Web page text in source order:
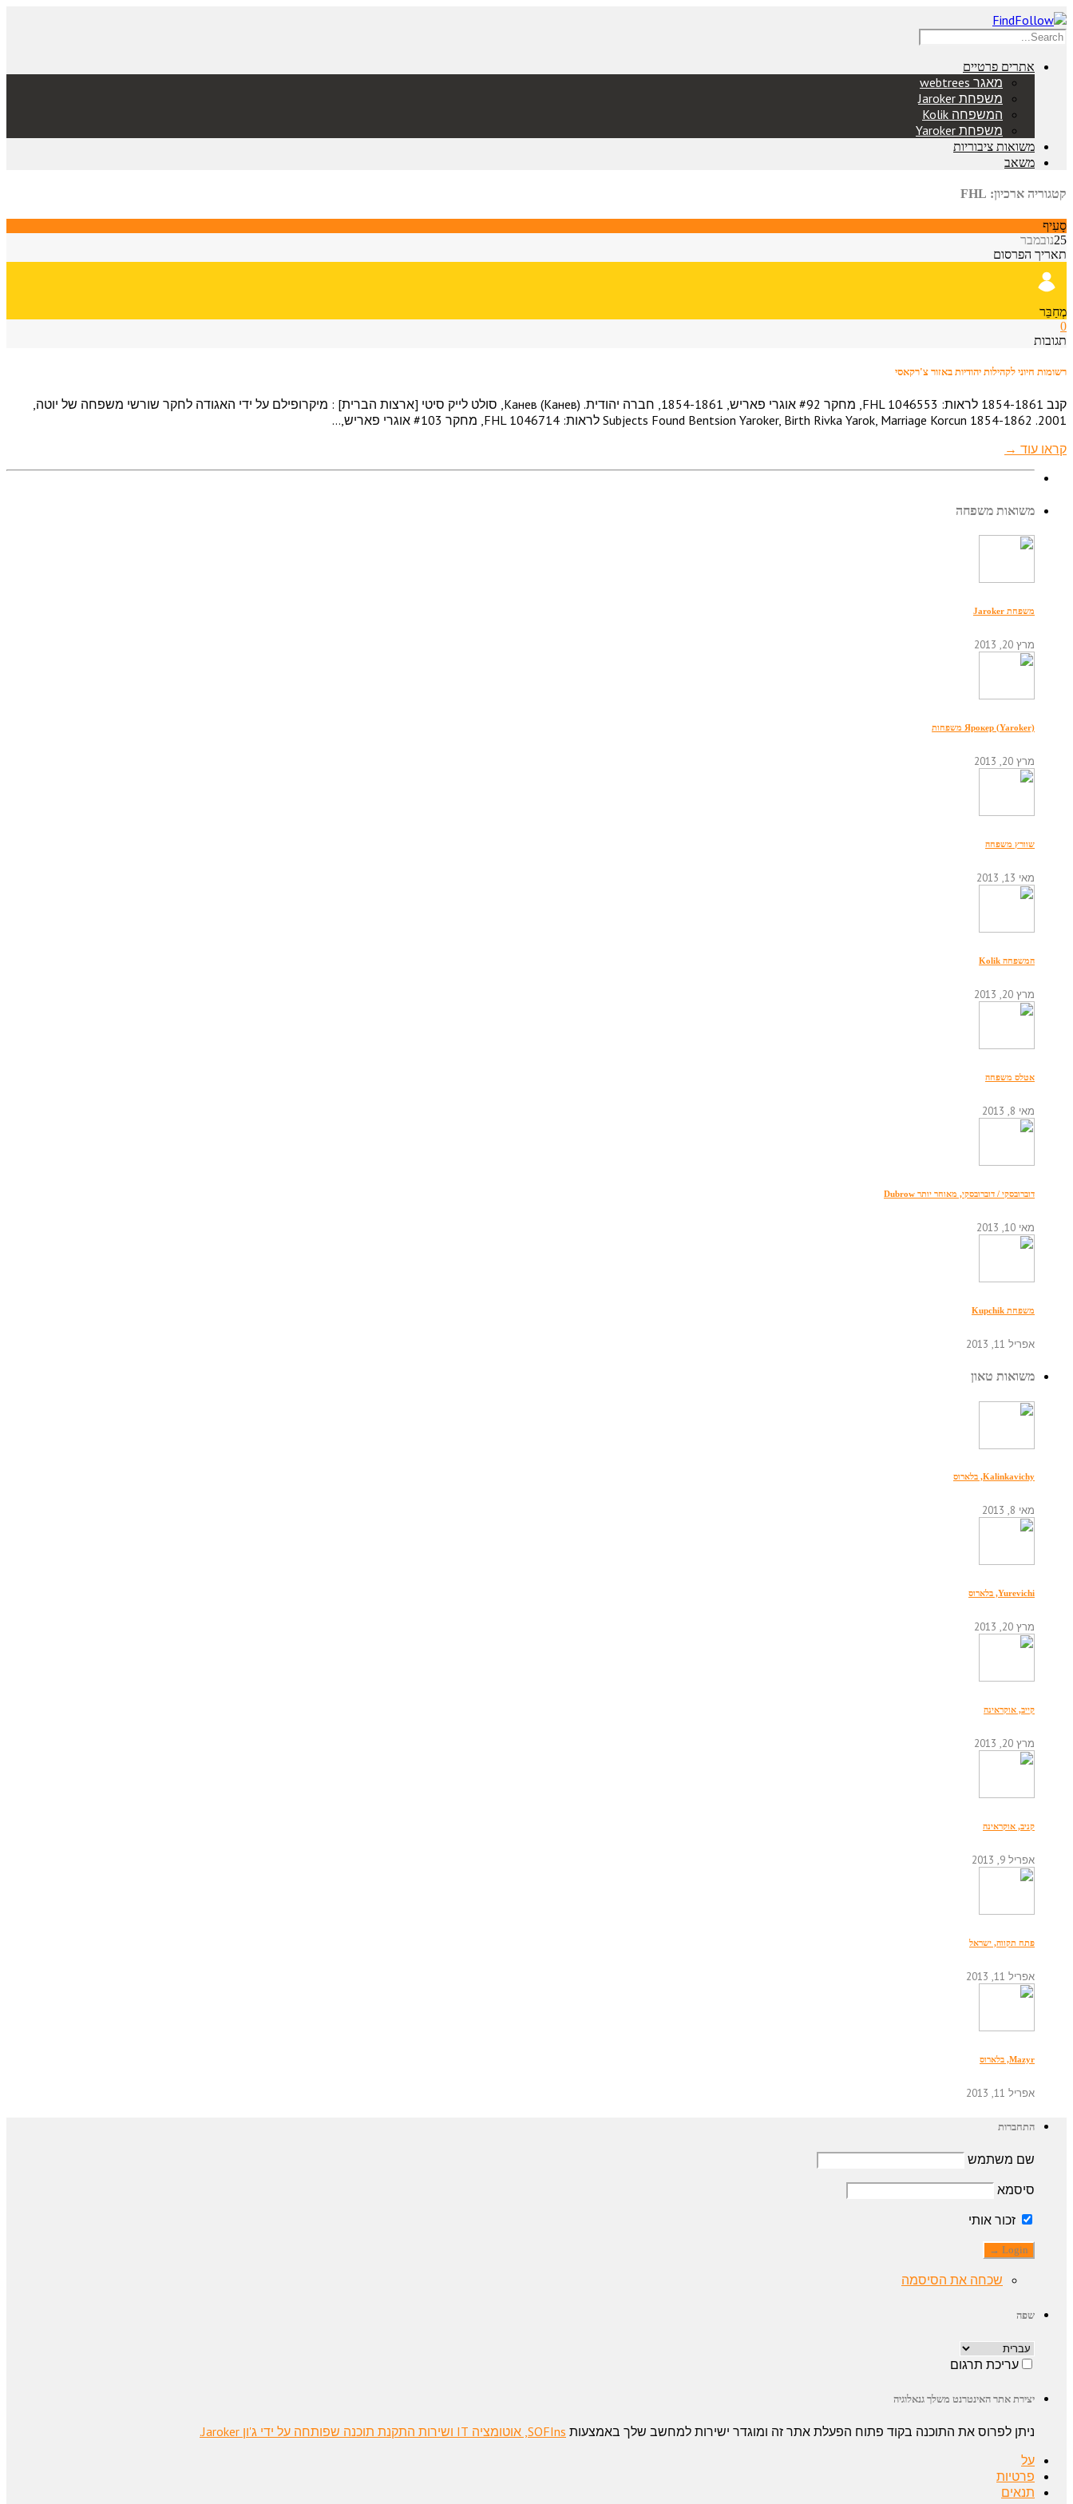
אתרים פרטיים
מאגר webtrees
משפחת Jaroker
המשפחה Kolik
משפחת Yaroker
משואות ציבוריות
משאב
קטגוריה ארכיון: FHL
סָעִיף
25נובמבר
תאריך הפרסום
מְחַבֵּר
0
תגובות
רשומות חיוני לקהילות יהודיות באזור צ'רקאסי
קנב 1854-1861 לראות: FHL 1046553, מחקר #92 אוגרי פאריש, 1854-1861, חברה יהודית. Канев (Канев), סולט לייק סיטי [ארצות הברית] : מיקרופילם על ידי האגודה לחקר שורשי משפחה של יוטה,
2001.
Subjects Found Bentsion Yaroker, Birth Rivka Yarok Marriage Korcun 1854-1862 לראות: FHL 1046714, מחקר #103 אוגרי פאריש,…
קראו עוד →
משואות משפחה
משפחת Jaroker
מרץ 20, 2013
Ярокер (Yaroker) משפחות
מרץ 20, 2013
שוורץ משפחה
מאי 13, 2013
המשפחה Kolik
מרץ 20, 2013
אטלס משפחה
מאי 8, 2013
דוברובסקי / דוברובסקי, מאוחר יותר Dubrow
מאי 10, 2013
משפחת Kupchik
אפריל 11, 2013
משואות טאון
Kalinkavichy, בלארוס
מאי 8, 2013
Yurevichi, בלארוס
מרץ 20, 2013
קייב, אוקראינה
מרץ 20, 2013
קניב, אוקראינה
אפריל 9, 2013
פתח תקווה, ישראל
אפריל 11, 2013
Mazyr, בלארוס
אפריל 11, 2013
התחברות
שם משתמש
סיסמא
זכור אותי
שכחה את הסיסמה
שפה
עריכת תרגום
יצירת אתר האינטרנט משלך גנאלוגיה
ניתן לפרוס את התוכנה בקוד פתוח הפעלת אתר זה ומוגדר ישירות למחשב שלך באמצעות SOFIns, אוטומציה IT ושירות התקנת תוכנה שפותחה על ידי ג'ון Jaroker.
על
פרטיות
תנאים